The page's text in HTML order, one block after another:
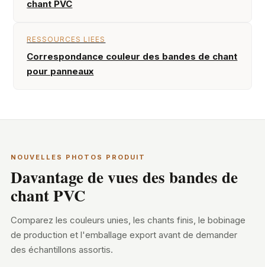
chant PVC
RESSOURCES LIEES
Correspondance couleur des bandes de chant
pour panneaux
NOUVELLES PHOTOS PRODUIT
Davantage de vues des bandes de
chant PVC
Comparez les couleurs unies, les chants finis, le bobinage
de production et l'emballage export avant de demander
des échantillons assortis.